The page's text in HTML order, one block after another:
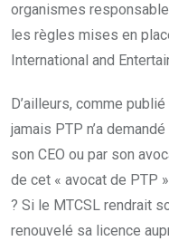
organismes
les règles mises en
International and
D’ailleurs, comme
jamais PTP n’a
son CEO ou par son
de cet « avocat de PTP
? Si le MTCSL rendrait
renouvelé sa licence